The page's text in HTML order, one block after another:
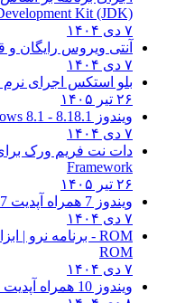
Development Kit (JDK)
آنتی ویروس رایگان و
بلو استکس اجرای نرم
۲۶ تیر ۱۴۰۵
ویندوز 8.18.1 - Microsoft Windows 8.1
دات نت فریم ورک برای
Framework
۲۶ تیر ۱۴۰۵
ویندوز 7 همراه آپدیت 7 SP1
ROM - برنامه نرو | ابزار رایت حرفه ای و
ROM
ویندوز 10 همراه آپدیت 10 22H2